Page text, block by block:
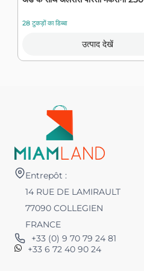
28 टुकड़ों का डिब्बा
उत्पाद देखें
Entrepôt :
14 RUE DE LAMIRAULT
77090 COLLEGIEN
FRANCE
+33 (0) 9 70 79 24 81
+33 6 72 40 90 24